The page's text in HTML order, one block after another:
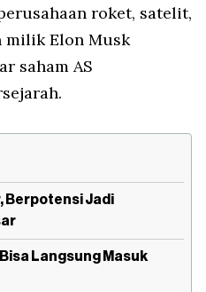
roket, satelit,
milik Elon Musk
saham AS
Berpotensi Jadi
Langsung Masuk